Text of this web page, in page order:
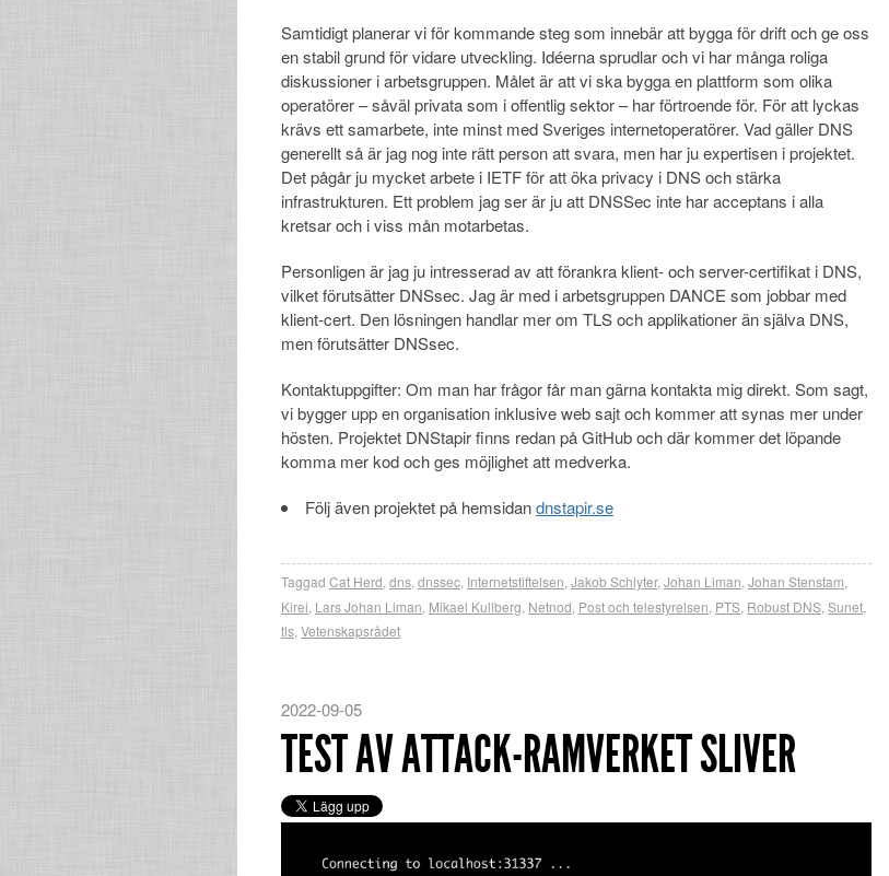
Samtidigt planerar vi för kommande steg som innebär att bygga för drift och ge oss
en stabil grund för vidare utveckling. Idéerna sprudlar och vi har många roliga
diskussioner i arbetsgruppen. Målet är att vi ska bygga en plattform som olika
operatörer – såväl privata som i offentlig sektor – har förtroende för. För att lyckas
krävs ett samarbete, inte minst med Sveriges internetoperatörer. Vad gäller DNS
generellt så är jag nog inte rätt person att svara, men har ju expertisen i projektet.
Det pågår ju mycket arbete i IETF för att öka privacy i DNS och stärka
infrastrukturen. Ett problem jag ser är ju att DNSSec inte har acceptans i alla
kretsar och i viss mån motarbetas.
Personligen är jag ju intresserad av att förankra klient- och server-certifikat i DNS,
vilket förutsätter DNSsec. Jag är med i arbetsgruppen DANCE som jobbar med
klient-cert. Den lösningen handlar mer om TLS och applikationer än själva DNS,
men förutsätter DNSsec.
Kontaktuppgifter: Om man har frågor får man gärna kontakta mig direkt. Som sagt,
vi bygger upp en organisation inklusive web sajt och kommer att synas mer under
hösten. Projektet DNStapir finns redan på GitHub och där kommer det löpande
komma mer kod och ges möjlighet att medverka.
Följ även projektet på hemsidandnstapir.se
Taggad Cat Herd dns dnssec Internetstiftelsen Jakob Schlyter, Johan Liman Johan Stenstam
Kirei Lars Johan Liman Mikael Kullberg Netnod Post och telestyrelsen PTS Robust DNS Sunet
tls Vetenskapsrådet
2022-09-05
TEST AV ATTACK-RAMVERKET SLIVER